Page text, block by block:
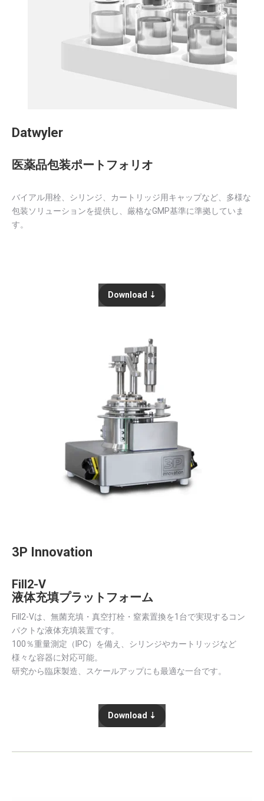
Datwyler
医薬品包装ポートフォリオ
バイアル用栓、シリンジ、カートリッジ用キャップなど、多様な
包装ソリューションを提供し、厳格なGMP基準に準拠していま
す。
Download ⇣
3P Innovation
Fill2-V
液体充填プラットフォーム
Fill2-Vは、無菌充填・真空打栓・窒素置換を1台で実現するコン
パクトな液体充填装置です。
100％重量測定（IPC）を備え、シリンジやカートリッジなど
様々な容器に対応可能。
研究から臨床製造、スケールアップにも最適な一台です。
Download ⇣